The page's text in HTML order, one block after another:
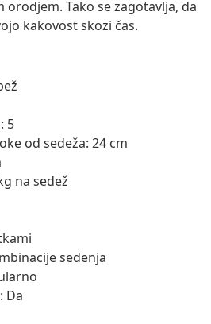
orodjem. Tako se zagotavlja, da
kakovost skozi čas.
5
od sedeža: 24 cm
na sedež
sedenja
Da